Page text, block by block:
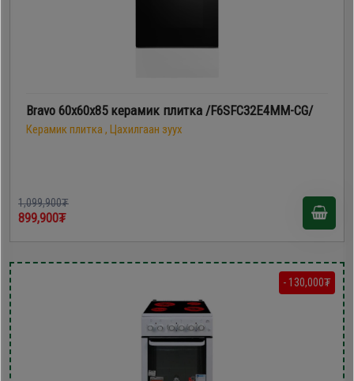
Bravo 60х60х85 керамик плитка /F6SFC32E4MM-CG/
Керамик плитка , Цахилгаан зуух
1,099,900₮
899,900₮
- 130,000₮